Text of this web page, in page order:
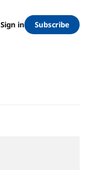
Sign in Subscribe